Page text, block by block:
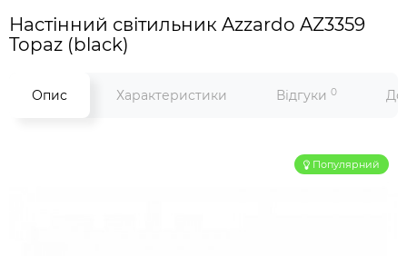
Настінний світильник Azzardo AZ3359
Topaz (black)
Опис Характеристики Відгуки 0
Популярний